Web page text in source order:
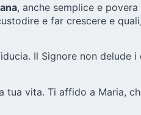
, anche semplice e
e far crescere e
Il Signore non delude i
vita. Ti affido a Maria,